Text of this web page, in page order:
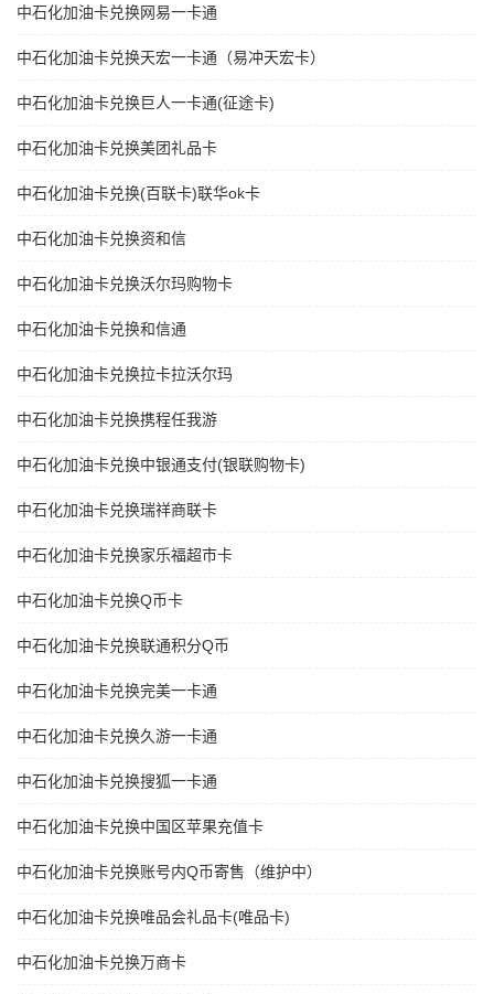
中石化加油卡兑换网易一卡通
中石化加油卡兑换天宏一卡通（易冲天宏卡）
中石化加油卡兑换巨人一卡通(征途卡)
中石化加油卡兑换美团礼品卡
中石化加油卡兑换(百联卡)联华ok卡
中石化加油卡兑换资和信
中石化加油卡兑换沃尔玛购物卡
中石化加油卡兑换和信通
中石化加油卡兑换拉卡拉沃尔玛
中石化加油卡兑换携程任我游
中石化加油卡兑换中银通支付(银联购物卡)
中石化加油卡兑换瑞祥商联卡
中石化加油卡兑换家乐福超市卡
中石化加油卡兑换Q币卡
中石化加油卡兑换联通积分Q币
中石化加油卡兑换完美一卡通
中石化加油卡兑换久游一卡通
中石化加油卡兑换搜狐一卡通
中石化加油卡兑换中国区苹果充值卡
中石化加油卡兑换账号内Q币寄售（维护中）
中石化加油卡兑换唯品会礼品卡(唯品卡)
中石化加油卡兑换万商卡